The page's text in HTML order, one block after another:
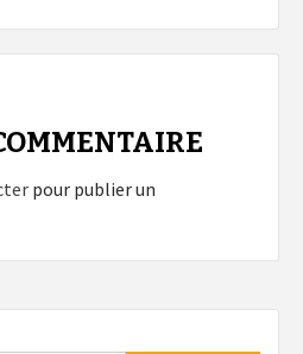
pour publier un